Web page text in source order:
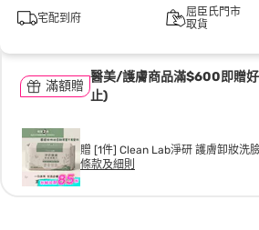
宅配到府
屈臣氏門市
取貨
滿額贈
醫美/護膚商品滿$600即贈
止)
贈 [1件] Clean Lab淨研 護膚卸妝洗
條款及細則